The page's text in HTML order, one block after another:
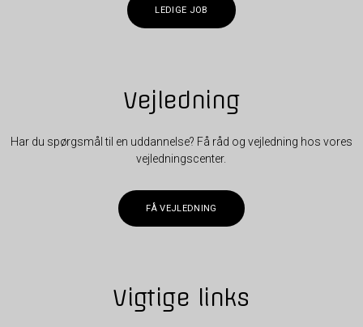
LEDIGE JOB
Vejledning
Har du spørgsmål til en uddannelse? Få råd og vejledning hos vores
vejledningscenter.
FÅ VEJLEDNING
Vigtige links